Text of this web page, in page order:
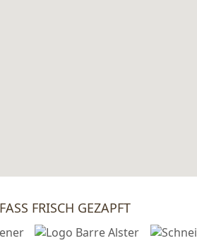
FRISCH GEZAPFT